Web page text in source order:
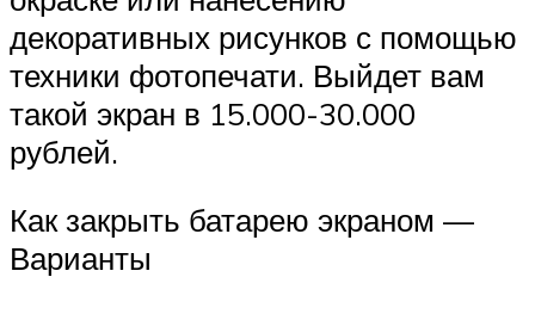
декоративных рисунков с помощью
техники фотопечати. Выйдет вам
такой экран в 15.000-30.000
рублей.
Как закрыть батарею экраном —
Варианты